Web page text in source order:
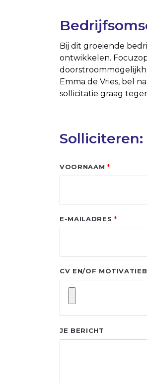
Bij dit groeiende
ontwikkelen.
Emma de Vries, bel
sollicitatie graag
Solliciteren:
Leave
this
VOORNAAM
E-MAILADRES
CV EN/OF
JE BERICHT